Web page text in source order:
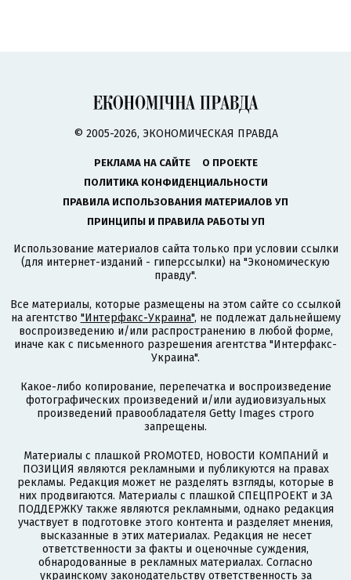
© 2005-2026, ЭКОНОМИЧЕСКАЯ ПРАВДА
РЕКЛАМА НА САЙТЕ
О ПРОЕКТЕ
ПОЛИТИКА КОНФИДЕНЦИАЛЬНОСТИ
ПРАВИЛА ИСПОЛЬЗОВАНИЯ МАТЕРИАЛОВ УП
ПРИНЦИПЫ И ПРАВИЛА РАБОТЫ УП
Использование материалов сайта только при условии ссылки
(для интернет-изданий - гиперссылки) на "Экономическую
правду".
Все материалы, которые размещены на этом сайте со ссылкой
на агентство "Интерфакс-Украина", не подлежат дальнейшему
воспроизведению и/или распространению в любой форме,
иначе как с письменного разрешения агентства "Интерфакс-
Украина".
Какое-либо копирование, перепечатка и воспроизведение
фотографических произведений и/или аудиовизуальных
произведений правообладателя Getty Images строго
запрещены.
Материалы с плашкой PROMOTED, НОВОСТИ КОМПАНИЙ и
ПОЗИЦИЯ являются рекламными и публикуются на правах
рекламы. Редакция может не разделять взгляды, которые в
них продвигаются. Материалы с плашкой СПЕЦПРОЕКТ и ЗА
ПОДДЕРЖКУ также являются рекламными, однако редакция
участвует в подготовке этого контента и разделяет мнения,
высказанные в этих материалах. Редакция не несет
ответственности за факты и оценочные суждения,
обнародованные в рекламных материалах. Согласно
украинскому законодательству ответственность за